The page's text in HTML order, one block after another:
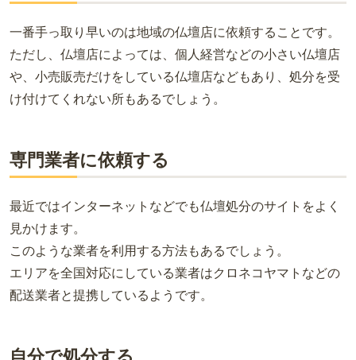
一番手っ取り早いのは地域の仏壇店に依頼することです。
ただし、仏壇店によっては、個人経営などの小さい仏壇店
や、小売販売だけをしている仏壇店などもあり、処分を受
け付けてくれない所もあるでしょう。
専門業者に依頼する
最近ではインターネットなどでも仏壇処分のサイトをよく
見かけます。
このような業者を利用する方法もあるでしょう。
エリアを全国対応にしている業者はクロネコヤマトなどの
配送業者と提携しているようです。